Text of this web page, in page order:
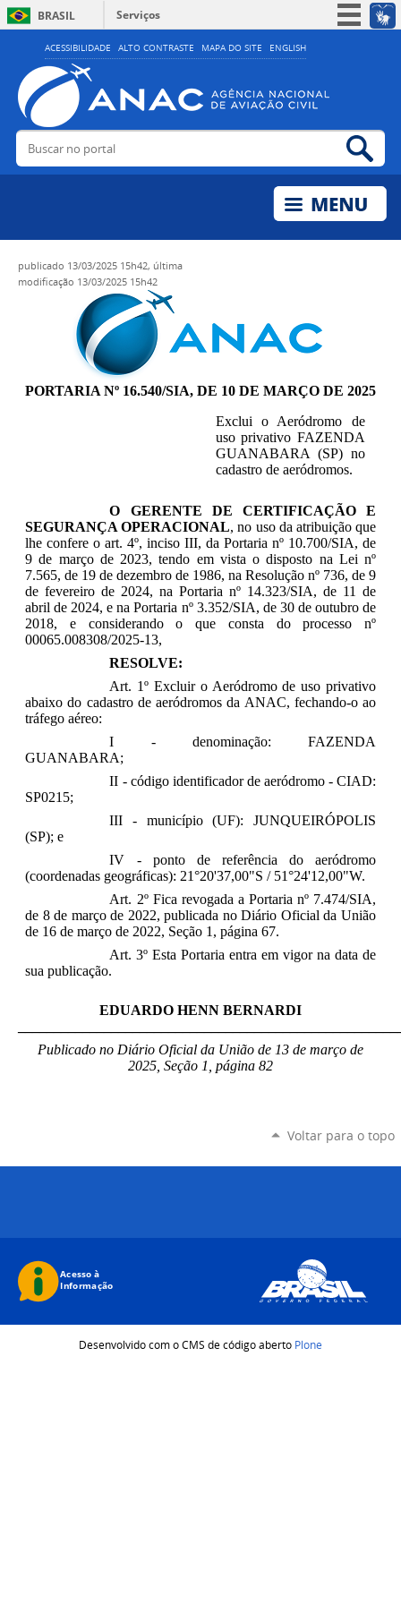
ACESSIBILIDADE ALTO CONTRASTE MAPA DO SITE ENGLISH
BRASIL
Serviços
Simplifique!
Acesso à informação
Legislação
Buscar no portal
publicado 13/03/2025 15h42, última
modificação 13/03/2025 15h42
PORTARIA Nº 16.540/SIA, DE 10 DE MARÇO DE 2025
Exclui o Aeródromo de
uso privativo FAZENDA
GUANABARA (SP) no
cadastro de aeródromos.
O GERENTE DE CERTIFICAÇÃO E
SEGURANÇA OPERACIONAL, no uso da atribuição que
lhe confere o art. 4º, inciso III, da Portaria nº 10.700/SIA, de
9 de março de 2023, tendo em vista o disposto na Lei nº
7.565, de 19 de dezembro de 1986, na Resolução nº 736, de 9
de fevereiro de 2024, na Portaria nº 14.323/SIA, de 11 de
abril de 2024, e na Portaria nº 3.352/SIA, de 30 de outubro de
2018, e considerando o que consta do processo nº
00065.008308/2025-13,
RESOLVE:
Art. 1º Excluir o Aeródromo de uso privativo
abaixo do cadastro de aeródromos da ANAC, fechando-o ao
tráfego aéreo:
I - denominação: FAZENDA
GUANABARA;
II - código identificador de aeródromo - CIAD:
SP0215;
III - município (UF): JUNQUEIRÓPOLIS
(SP); e
IV - ponto de referência do aeródromo
(coordenadas geográficas): 21°20'37,00"S / 51°24'12,00"W.
Art. 2º Fica revogada a Portaria nº 7.474/SIA,
de 8 de março de 2022, publicada no Diário Oficial da União
de 16 de março de 2022, Seção 1, página 67.
Art. 3º Esta Portaria entra em vigor na data de
sua publicação.
EDUARDO HENN BERNARDI
Publicado no Diário Oficial da União de 13 de março de
2025, Seção 1, página 82
Voltar para o topo
Desenvolvido com o CMS de código aberto Plone